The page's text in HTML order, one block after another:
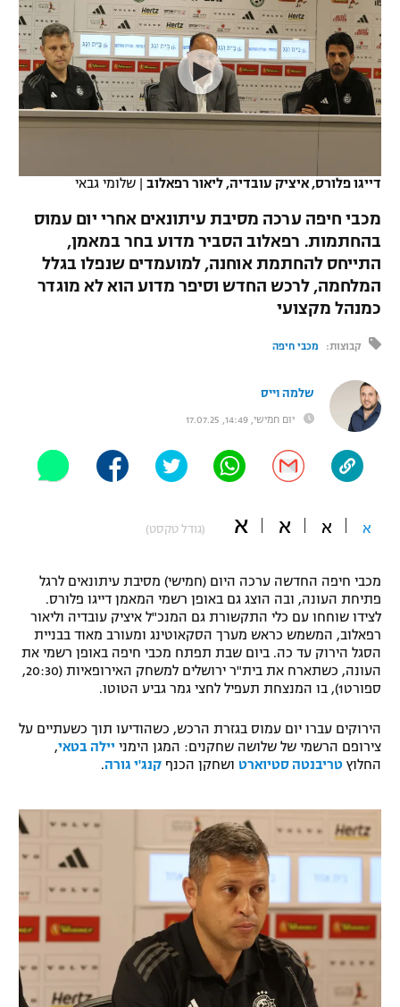
VOD
רץ ברשת
תוצאות
לוח שידורים
ברחבה
"מחצית בשכונה" – פודקאסט
משתתפים וזוכים בפרסים
תקנון משתתפים וזוכים בפרסים
תקנון עבור פעילות אלקטרה
תקנון עבור פעילות ספורט 1 – "מרלן"
גיימינג E-Sports
תנאי שימוש
מדיניות פרטיות
רשיון להקרנה פומבית לבית עסק
הצטרפות לחבילת הערוצים
לוח דרושים – ג'ובנט
המגזין
נבחרת ישראל
מכבי חיפה
בית"ר ירושלים
מכבי תל אביב
הפועל תל אביב
הפועל חיפה
הפועל באר שבע
ליגה ספרדית
ליגה איטלקית
ליגה צרפתית
ליגה טורקית
ליגה סינית
ליגה ברזילאית
ליגות נוספות
כדורסל נשים
מכבי תל אביב
הפועל חולון
דני אבדיה
יורוליג
יורוקאפ
טניס
כדוריד
שחייה
ג'ודו
אגרוף
ספורט אולימפי
UFC
היאבקות WWE
ספורט מוטורי
כדורמים
ספורט אתגרי ואקסטרים
אומנויות לחימה
גיימינג E-Sports
דייגו פלורס, איציק עובדיה, ליאור רפאלוב | שלומי גבאי
מכבי חיפה ערכה מסיבת עיתונאים אחרי יום עמוס
בהחתמות. רפאלוב הסביר מדוע בחר במאמן,
התייחס להחתמת אוחנה, למועמדים שנפלו בגלל
המלחמה, לרכש החדש וסיפר מדוע הוא לא מוגדר
כמנהל מקצועי
קבוצות: מכבי חיפה
שלמה וייס
יום חמישי, 14:49, 17.07.25
א א א א (גודל טקסט)
מכבי חיפה החדשה ערכה היום (חמישי) מסיבת עיתונאים לרגל
פתיחת העונה, ובה הוצג גם באופן רשמי המאמן דייגו פלורס.
לצידו שוחחו עם כלי התקשורת גם המנכ"ל איציק עובדיה וליאור
רפאלוב, המשמש כראש מערך הסקאוטינג ומעורב מאוד בבניית
הסגל הירוק עד כה. ביום שבת תפתח מכבי חיפה באופן רשמי את
העונה, כשתארח את בית"ר ירושלים למשחק האירופאיות (20:30,
ספורט1), בו המנצחת תעפיל לחצי גמר גביע הטוטו.
הירוקים עברו יום עמוס בגזרת הרכש, כשהודיעו תוך כשעתיים על
צירופם הרשמי של שלושה שחקנים: המגן הימני יילה בטאי,
החלוץ טריבנטה סטיוארט ושחקן הכנף קנג'י גורה.